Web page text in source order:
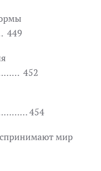
452
454
мир